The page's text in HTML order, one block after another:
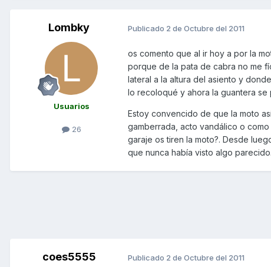
Lombky
Usuarios
26
Publicado 2 de Octubre del 2011
os comento que al ir hoy a por la
porque de la pata de cabra no me
lateral a la altura del asiento y
lo recoloqué y ahora la guantera
Estoy convencido de que la moto
gamberrada, acto vandálico o
garaje os tiren la moto?. Desde
que nunca había visto algo
coes5555 Publicado 2 de Octubre del 2011